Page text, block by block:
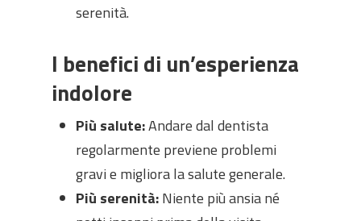
serenità.
I benefici di un’esperienza
indolore
Più salute:Andare dal dentista
regolarmente previene problemi
gravi e migliora la salute generale.
Più serenità:Niente più ansia né